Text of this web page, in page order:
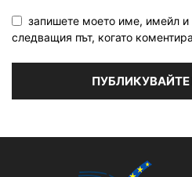
запишете моето име, имейл и
следващия път, когато